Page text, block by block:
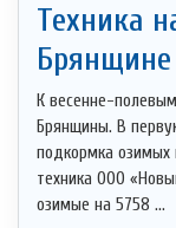
Техника
Брянщине
К весенне-
Брянщины. В
подкормка озимых
техника ООО
озимые на 5758 ...